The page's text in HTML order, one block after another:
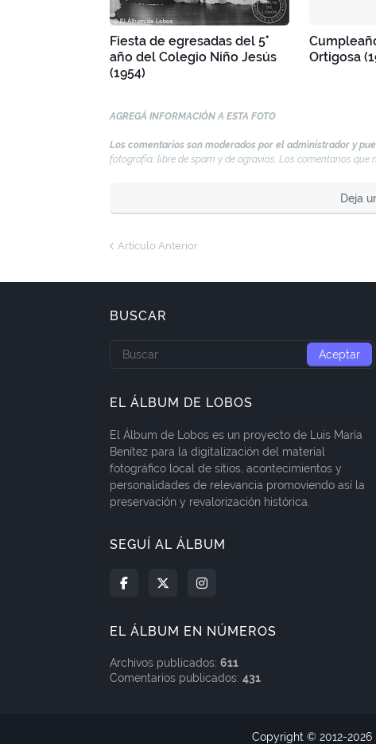
Fiesta de egresadas del 5°
año del Colegio Niño Jesús
(1954)
Ortigosa
AGREGÁ INFORMACIÓN A ESTA FOTO
Los comentarios son moderados por el administrador y
fotografía, libre de spam y de agravios. Los comentarios
Deja
Artículo Anterior
BUSCAR
EL ÁLBUM DE LOBOS
El Álbum de Lobos es un proyecto de Luis María
Benítez para la digitalización del material
fotográfico local de sitios, acontecimientos y
personalidades de relevancia promoviendo así la
preservación y revalorización histórica.
SEGUÍ AL ÁLBUM
EL ÁLBUM EN NÚMEROS
Archivos publicados: 611
Comentarios publicados: 431
Copyright © 2012-2026